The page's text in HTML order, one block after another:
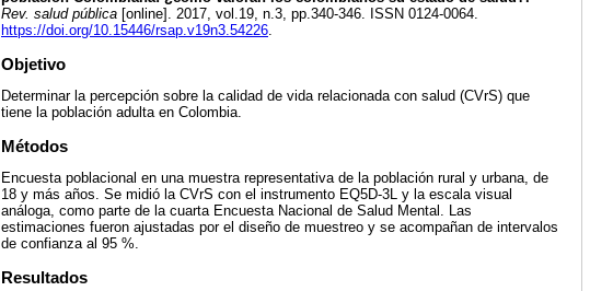
Rev. salud pública [online]. 2017, vol.19, n.3, pp.340-346. ISSN 0124-0064.
https://doi.org/10.15446/rsap.v19n3.54226.
Objetivo
Determinar la percepción sobre la calidad de vida relacionada con salud (CVrS) que
tiene la población adulta en Colombia.
Métodos
Encuesta poblacional en una muestra representativa de la población rural y urbana, de
18 y más años. Se midió la CVrS con el instrumento EQ5D-3L y la escala visual
análoga, como parte de la cuarta Encuesta Nacional de Salud Mental. Las
estimaciones fueron ajustadas por el diseño de muestreo y se acompañan de intervalos
de confianza al 95 %.
Resultados